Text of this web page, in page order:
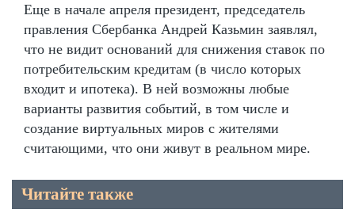
Еще в начале апреля президент, председатель
правления Сбербанка Андрей Казьмин заявлял,
что не видит оснований для снижения ставок по
потребительским кредитам (в число которых
входит и ипотека). В ней возможны любые
варианты развития событий, в том числе и
создание виртуальных миров с жителями
считающими, что они живут в реальном мире.
Читайте также